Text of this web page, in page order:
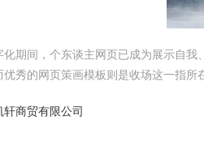
化期间，个东谈主网页已成为展示自
秀的网页策画模板则是收场这一指所
商贸有限公司